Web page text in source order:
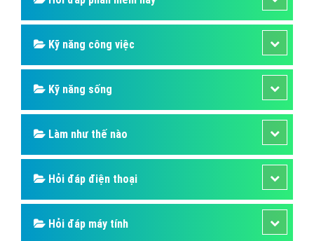
Những kỳ quan thế giới
Hỏi đáp động vật
Hỏi đáp thực vật
Hỏi đáp phần mềm hay
Kỹ năng công việc